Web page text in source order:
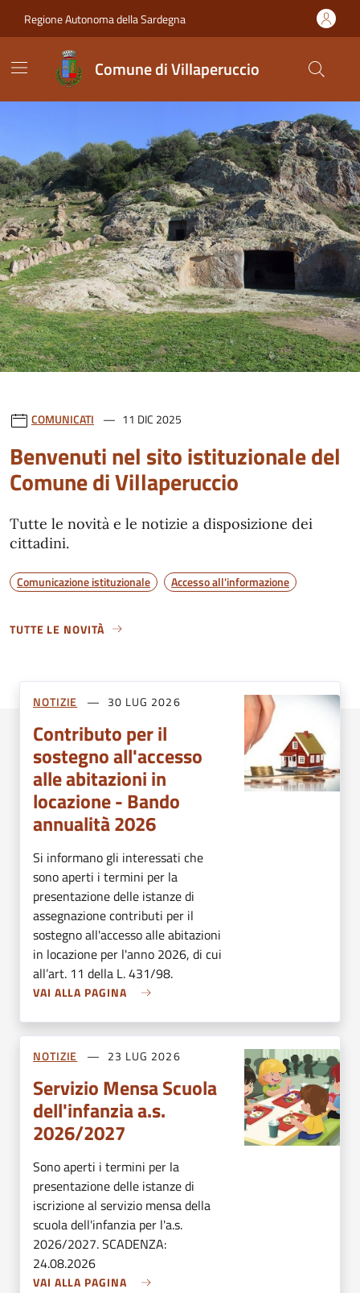
Regione Autonoma della Sardegna
Comune di Villaperuccio
Comune di Villaperuccio
Contenuti in evidenza
COMUNICATI 11 DIC 2025
Benvenuti nel sito istituzionale del
Comune di Villaperuccio
Tutte le novità e le notizie a disposizione dei
cittadini.
Comunicazione istituzionale Accesso all'informazione
TUTTE LE NOVITÀ
NOTIZIE 30 LUG 2026
Contributo per il
sostegno all'accesso
alle abitazioni in
locazione - Bando
annualità 2026
Si informano gli interessati che
sono aperti i termini per la
presentazione delle istanze di
assegnazione contributi per il
sostegno all'accesso alle abitazioni
in locazione per l'anno 2026, di cui
all’art. 11 della L. 431/98.
VAI ALLA PAGINA
NOTIZIE 23 LUG 2026
Servizio Mensa Scuola
dell'infanzia a.s.
2026/2027
Sono aperti i termini per la
presentazione delle istanze di
iscrizione al servizio mensa della
scuola dell'infanzia per l'a.s.
2026/2027. SCADENZA:
24.08.2026
VAI ALLA PAGINA